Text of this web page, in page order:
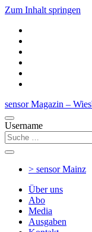
Zum Inhalt springen
sensor Magazin –
Username
> sensorMainz
Über uns
Abo
Media
Ausgaben